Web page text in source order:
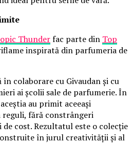
Thunderfac parte din Top
inspirată din parfumeria de
colaborare cu Givaudan și cu
ai școlii sale de parfumerie. În
au primit aceeași
reguli, fără constrângeri
cost. Rezultatul este o colecție
în jurul creativității și al